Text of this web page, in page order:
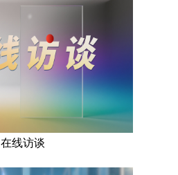
在线访谈